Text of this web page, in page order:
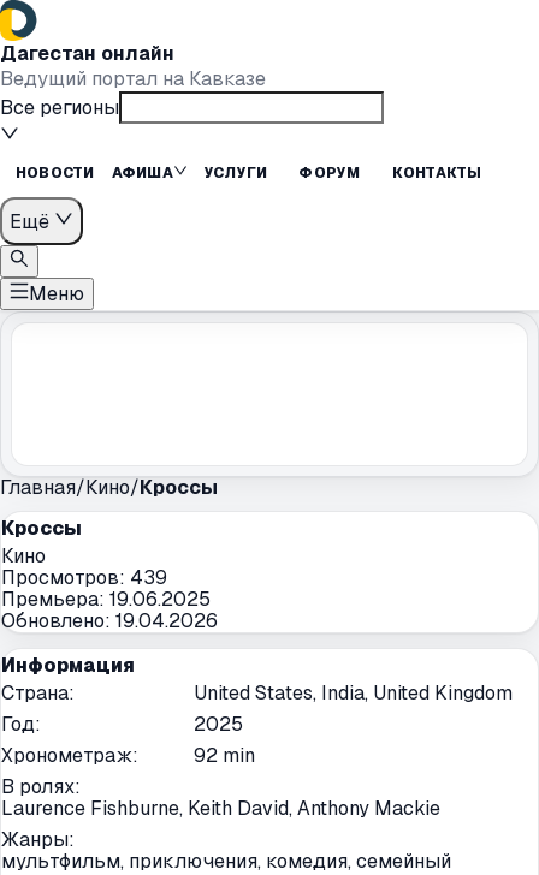
Дагестан онлайн
Ведущий портал на Кавказе
Все регионы
НОВОСТИ АФИША УСЛУГИ ФОРУМ КОНТАКТЫ
Ещё
Меню
Главная/Кино/Кроссы
Кроссы
Кино
Просмотров: 439
Премьера: 19.06.2025
Обновлено: 19.04.2026
Информация
Страна:
United States, India, United Kingdom
Год:
2025
Хронометраж:
92 min
В ролях:
Laurence Fishburne, Keith David, Anthony Mackie
Жанры:
мультфильм, приключения, комедия, семейный